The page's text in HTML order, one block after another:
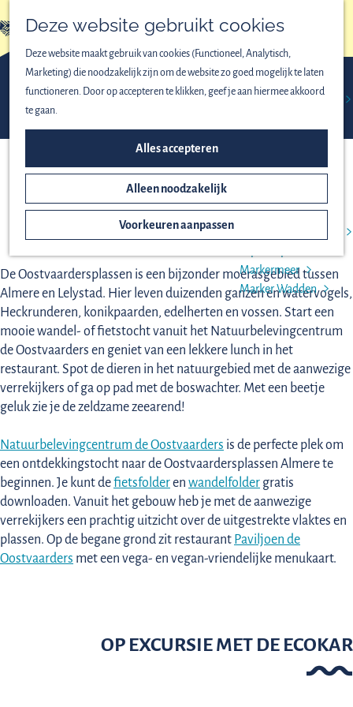
Deze website gebruikt cookies
Deze website maakt gebruik van cookies (Functioneel, Analytisch,
Marketing) die noodzakelijk zijn om de website zo goed mogelijk te laten
functioneren. Door op accepteren te klikken, geef je aan hiermee akkoord
te gaan.
Alles accepteren
Alleen noodzakelijk
Voorkeuren aanpassen
Lekker wandelen
Op het water
Familieuitjes
PARK
Nieuw Land
Markermeer
Marker Wadden
Natuurbelevingcentrum
OOSTVAARDERSPLASSEN ALMERE
De Oostvaardersplassen is een bijzonder moerasgebied tussen
Almere en Lelystad. Hier leven duizenden ganzen en watervogels,
Heckrunderen, konikpaarden, edelherten en vossen. Start een
mooie wandel- of fietstocht vanuit het Natuurbelevingcentrum
de Oostvaarders en geniet van een lekkere lunch in het
restaurant. Spot de dieren in het natuurgebied met de aanwezige
verrekijkers of ga op pad met de boswachter. Met een beetje
geluk zie je de zeldzame zeearend!
Natuurbelevingcentrum de Oostvaarders is de perfecte plek om
een ontdekkingstocht naar de Oostvaardersplassen Almere te
beginnen. Je kunt defietsfolderen wandelfolder gratis
downloaden. Vanuit het gebouw heb je met de aanwezige
verrekijkers een prachtig uitzicht over de uitgestrekte vlaktes en
plassen. Op de begane grond zit restaurant Paviljoen de
Oostvaarders met een vega- en vegan-vriendelijke menukaart.
OP EXCURSIE MET DE ECOKAR